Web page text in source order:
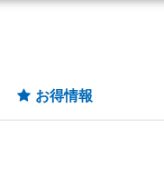
お得情報